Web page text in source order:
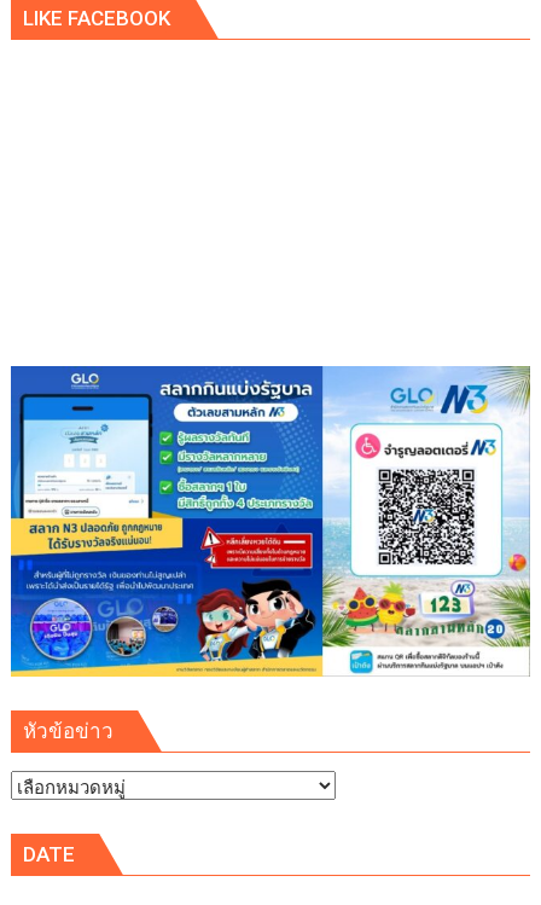
สมเด็จ
หล่อ
พุทธ
ประเพณี
ส่ง
ต่อ
แรง
แห่ง
ศรัทธา
ใน
พระพุทธ
ศาสนา
LIKE FACEBOOK
หัวข้อข่าว
หัวข้อ
DATE